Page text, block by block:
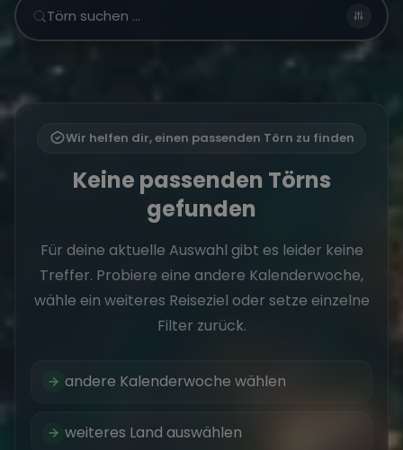
Törn suchen …
Wir helfen dir, einen passenden Törn zu finden
Keine passenden Törns
gefunden
Für deine aktuelle Auswahl gibt es leider keine
Treffer. Probiere eine andere Kalenderwoche,
wähle ein weiteres Reiseziel oder setze einzelne
Filter zurück.
andere Kalenderwoche wählen
weiteres Land auswählen